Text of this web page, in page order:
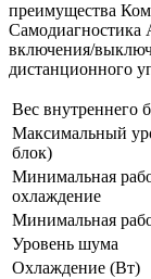
преимущества
Самодиагностика
включения/
дистанционного
Вес внутреннего
Максимальный
блок)
Минимальная
охлаждение
Минимальная
Уровень шума
Охлаждение (Вт)